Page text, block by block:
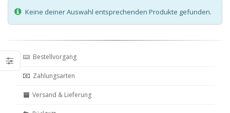
Keine deiner Auswahl entsprechenden Produkte gefunden.
Bestellvorgang
Zahlungsarten
Versand & Lieferung